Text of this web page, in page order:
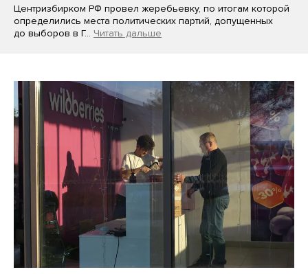
Центризбирком РФ провел жеребьевку, по итогам которой
определились места политических партий, допущенных
до выборов в Г… Читать дальше